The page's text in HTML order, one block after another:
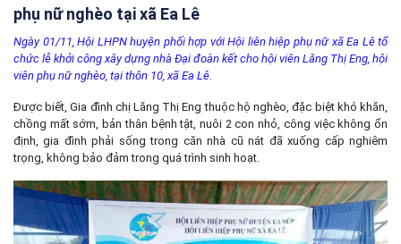
phụ nữ nghèo tại xã Ea Lê
Ngày 01/11, Hội LHPN huyện phối hợp với Hội liên hiệp phụ nữ xã Ea Lê tổ
chức lễ khởi công xây dựng nhà Đại đoàn kết cho hội viên Lăng Thị Eng, hội
viên phụ nữ nghèo, tại thôn 10, xã Ea Lê.
Được biết, Gia đình chị Lăng Thị Eng thuộc hộ nghèo, đặc biệt khó khăn,
chồng mất sớm, bản thân bệnh tật, nuôi 2 con nhỏ, công việc không ổn
định, gia đình phải sống trong căn nhà cũ nát đã xuống cấp nghiêm
trọng, không bảo đảm trong quá trình sinh hoạt.